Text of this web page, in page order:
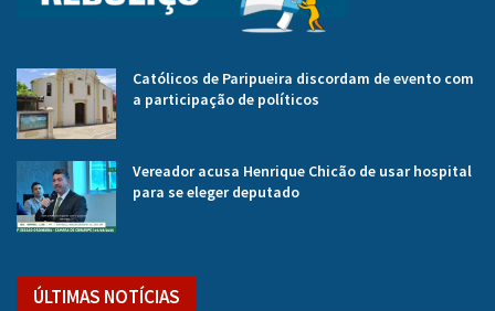
Católicos de Paripueira discordam de evento com
a participação de políticos
Vereador acusa Henrique Chicão de usar hospital
para se eleger deputado
ÚLTIMAS NOTÍCIAS